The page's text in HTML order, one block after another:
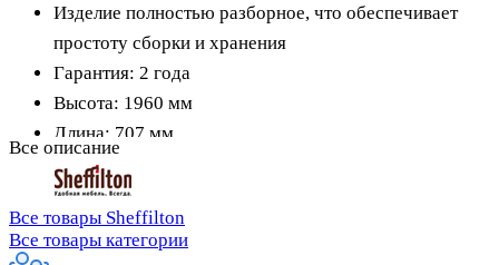
Изделие полностью разборное, что обеспечивает
простоту сборки и хранения
Гарантия: 2 года
Высота: 1960 мм
Длина: 707 мм
Ширина: 707 мм
Цвет: золотой антик/мет. золото
Размер упаковки: 715x265x105 мм
Вес НЕТТО: 3.10 кг
Все описание
Все товары Sheffilton
Все товары категории